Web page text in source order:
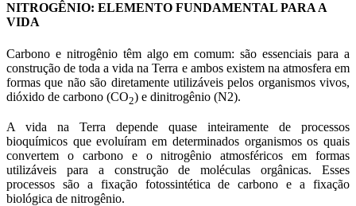
NITROGÊNIO: ELEMENTO FUNDAMENTAL PARA A
VIDA
Carbono e nitrogênio têm algo em comum: são essenciais para a
construção de toda a vida na Terra e ambos existem na atmosfera em
formas que não são diretamente utilizáveis pelos organismos vivos,
dióxido de carbono (CO2) e dinitrogênio (N2).
A vida na Terra depende quase inteiramente de processos
bioquímicos que evoluíram em determinados organismos os quais
convertem o carbono e o nitrogênio atmosféricos em formas
utilizáveis para a construção de moléculas orgânicas. Esses
processos são a fixação fotossintética de carbono e a fixação
biológica de nitrogênio.